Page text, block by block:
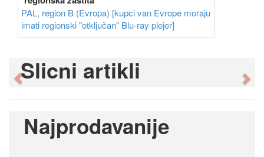
PAL, region B (Evropa) [kupci van Evrope moraju
imati regionski "otključan" Blu-ray plejer]
Slicni artikli
Previous
Najprodavanije